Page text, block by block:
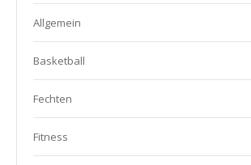
Allgemein
Basketball
Fechten
Fitness